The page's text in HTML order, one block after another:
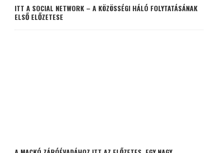
ITT A SOCIAL NETWORK – A KÖZÖSSÉGI HÁLÓ FOLYTATÁSÁNAK
ELSŐ ELŐZETESE